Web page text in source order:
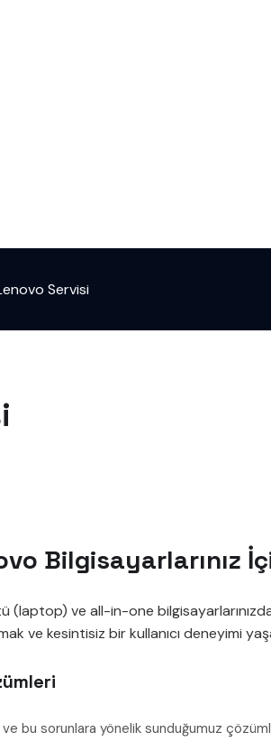
Servisi
Bilgisayarlarınız
(laptop) ve all-in-one
ve kesintisiz bir kullanıcı deneyimi
ve bu sorunlara yönelik sunduğumuz